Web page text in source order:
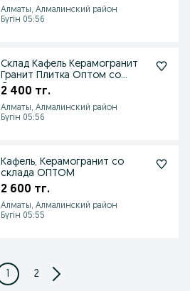
Алматы, Алмалинский район
Бүгін 05:56
Склад Кафель Керамогранит
Гранит Плитка Оптом со
Склада
2 400 тг.
Алматы, Алмалинский район
Бүгін 05:56
Кафель, Керамогранит со
склада ОПТОМ
2 600 тг.
Алматы, Алмалинский район
Бүгін 05:55
1 2